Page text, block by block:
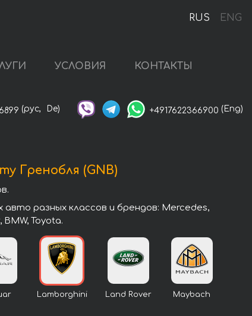
RUS ENG
УСЛОВИЯ КОНТАКТЫ
(рус, De) +4917622366900 (Eng)
Гренобля (GNB)
разных классов и брендов: Mercedes,
Toyota.
Lamborghini Land Rover Maybach